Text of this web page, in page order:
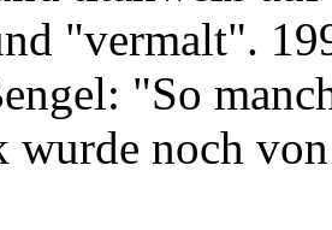
"vermalt".
"So
wurde noch